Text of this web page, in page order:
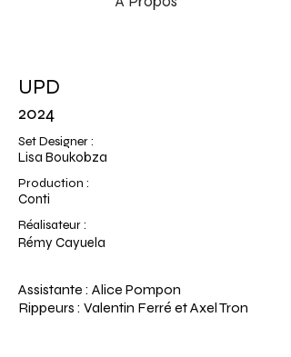
UPD
2024
Set Designer :
Lisa Boukobza
Production :
Conti
Rémy Cayuela
Réalisateur :
Assistante : Alice Pompon
Rippeurs : Valentin Ferré et Axel Tron